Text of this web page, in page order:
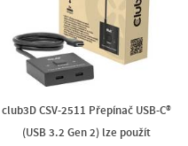
club3D CSV-2511 Přepínač USB-C®
(USB 3.2 Gen 2) lze použít